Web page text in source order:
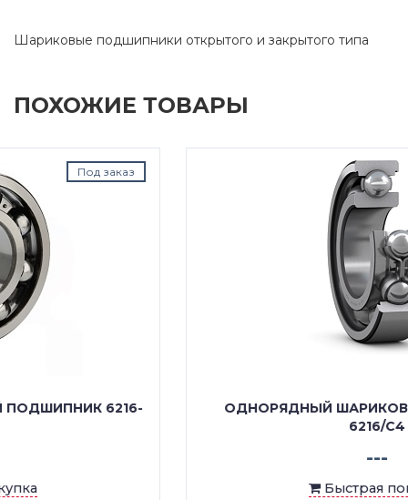
Шариковые подшипники открытого и закрытого типа
ПОХОЖИЕ ТОВАРЫ
Под заказ
ОДНОРЯДНЫЙ ШАРИКОВЫЙ ПОДШИПНИК